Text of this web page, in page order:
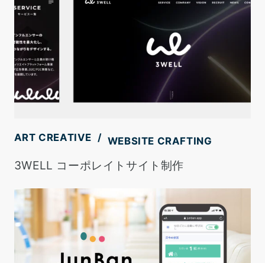
ART CREATIVE WEBSITE CRAFTING
3WELL コーポレイトサイト制作